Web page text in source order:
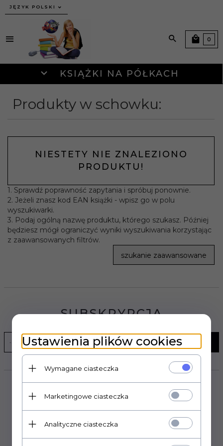
JĘZYK POLSKI
KSIĄŻKI NA PÓŁKACH
0
Produkty w schowku:
NIESTETY NIE ZNALEZIONO
PRODUKTU!
1. Sprawdź poprawność zapytania i spróbuj ponownie.
2. Jeżeli znasz kod EAN książki - wpisz go w polu
wyszukiwarki.
3. Podaj ogólną nazwę produktu, którego szukasz. Później
będziesz mógł ograniczyć wyniki wyszukiwania korzystając
z zaawansowanych filtrów.
szukanie zaawansowane
SUBSKRYPCJA
WYŚLIJ
Ustawienia plików cookies
Wymagane ciasteczka
Marketingowe ciasteczka
Analityczne ciasteczka